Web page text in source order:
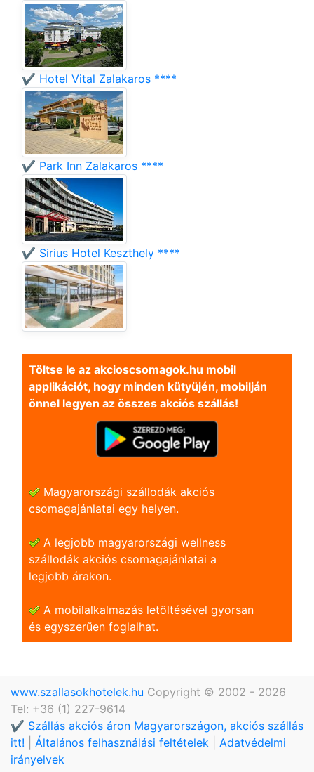
✔️ Hotel Vital Zalakaros ****
✔️ Park Inn Zalakaros ****
✔️ Sirius Hotel Keszthely ****
Töltse le az akcioscsomagok.hu mobil
applikációt, hogy minden kütyüjén, mobilján
önnel legyen az összes akciós szállás!
Magyarországi szállodák akciós
csomagajánlatai egy helyen.
A legjobb magyarországi wellness
szállodák akciós csomagajánlatai a
legjobb árakon.
A mobilalkalmazás letöltésével gyorsan
és egyszerũen foglalhat.
www.szallasokhotelek.hu Copyright © 2002 - 2026
Tel: +36 (1) 227-9614
✔️ Szállás akciós áron Magyarországon, akciós szállás
itt!
Általános felhasználási feltételek
Adatvédelmi
irányelvek